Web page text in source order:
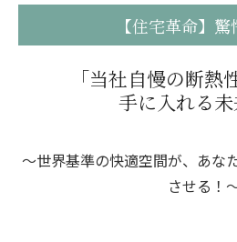
【住宅革命】
「当社自慢の断熱
手に入れる
～世界基準の快適空間が、あな
させる！